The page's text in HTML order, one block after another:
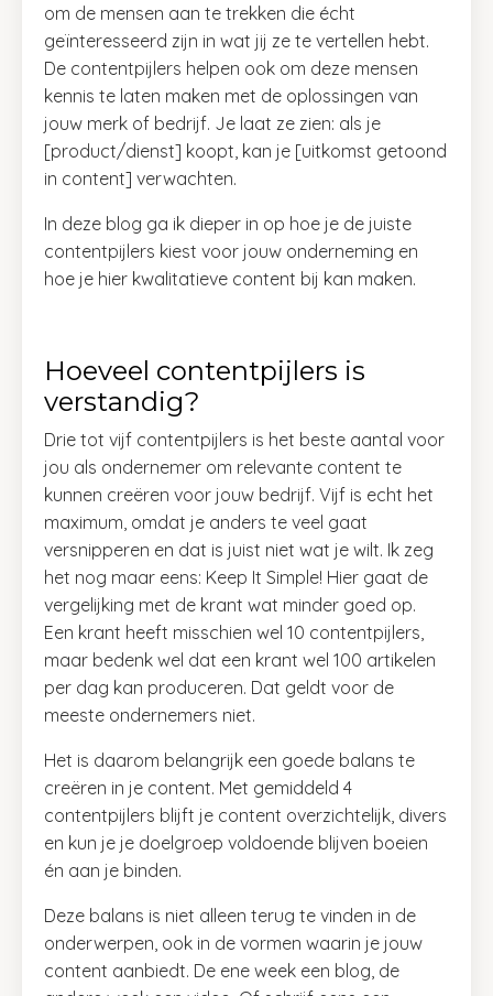
om de mensen aan te trekken die écht
geïnteresseerd zijn in wat jij ze te vertellen hebt.
De contentpijlers helpen ook om deze mensen
kennis te laten maken met de oplossingen van
jouw merk of bedrijf. Je laat ze zien: als je
[product/dienst] koopt, kan je [uitkomst getoond
in content] verwachten.
In deze blog ga ik dieper in op hoe je de juiste
contentpijlers kiest voor jouw onderneming en
hoe je hier kwalitatieve content bij kan maken.
Hoeveel contentpijlers is
verstandig?
Drie tot vijf contentpijlers is het beste aantal voor
jou als ondernemer om relevante content te
kunnen creëren voor jouw bedrijf. Vijf is echt het
maximum, omdat je anders te veel gaat
versnipperen en dat is juist niet wat je wilt. Ik zeg
het nog maar eens: Keep It Simple! Hier gaat de
vergelijking met de krant wat minder goed op.
Een krant heeft misschien wel 10 contentpijlers,
maar bedenk wel dat een krant wel 100 artikelen
per dag kan produceren. Dat geldt voor de
meeste ondernemers niet.
Het is daarom belangrijk een goede balans te
creëren in je content. Met gemiddeld 4
contentpijlers blijft je content overzichtelijk, divers
en kun je je doelgroep voldoende blijven boeien
én aan je binden.
Deze balans is niet alleen terug te vinden in de
onderwerpen, ook in de vormen waarin je jouw
content aanbiedt. De ene week een blog, de